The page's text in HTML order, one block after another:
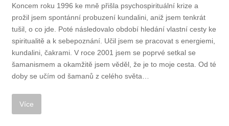
Koncem roku 1996 ke mně přišla psychospirituální krize a
prožil jsem spontánní probuzení kundalini, aniž jsem tenkrát
tušil, o co jde. Poté následovalo období hledání vlastní cesty ke
spiritualitě a k sebepoznání. Učil jsem se pracovat s energiemi,
kundalini, čakrami. V roce 2001 jsem se poprvé setkal se
šamanismem a okamžitě jsem věděl, že je to moje cesta. Od té
doby se učím od šamanů z celého světa…